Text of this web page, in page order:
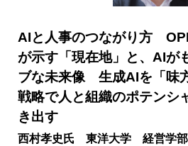
AIと人事のつながり方
が示す「現在地」と、AIが
ブな未来像 生成AIを「味
戦略で人と組織のポテンシ
き出す
西村孝史氏 東洋大学 経営学部